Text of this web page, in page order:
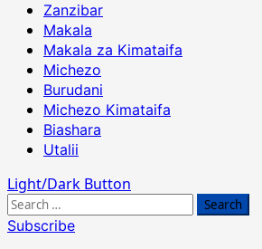
Zanzibar
Makala
Makala za Kimataifa
Michezo
Burudani
Michezo Kimataifa
Biashara
Utalii
Light/Dark Button
Search
for:
Subscribe